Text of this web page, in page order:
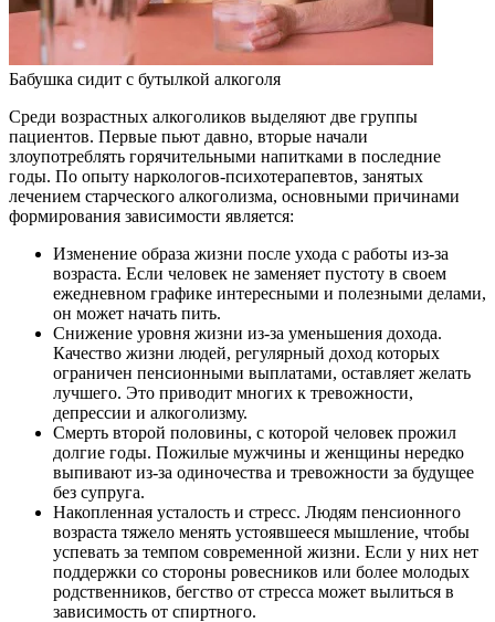
Бабушка сидит с бутылкой алкоголя
Среди возрастных алкоголиков выделяют две группы
пациентов. Первые пьют давно, вторые начали
злоупотреблять горячительными напитками в последние
годы. По опыту наркологов-психотерапевтов, занятых
лечением старческого алкоголизма, основными причинами
формирования зависимости является:
Изменение образа жизни после ухода с работы из-за
возраста. Если человек не заменяет пустоту в своем
ежедневном графике интересными и полезными делами,
он может начать пить.
Снижение уровня жизни из-за уменьшения дохода.
Качество жизни людей, регулярный доход которых
ограничен пенсионными выплатами, оставляет желать
лучшего. Это приводит многих к тревожности,
депрессии и алкоголизму.
Смерть второй половины, с которой человек прожил
долгие годы. Пожилые мужчины и женщины нередко
выпивают из-за одиночества и тревожности за будущее
без супруга.
Накопленная усталость и стресс. Людям пенсионного
возраста тяжело менять устоявшееся мышление, чтобы
успевать за темпом современной жизни. Если у них нет
поддержки со стороны ровесников или более молодых
родственников, бегство от стресса может вылиться в
зависимость от спиртного.